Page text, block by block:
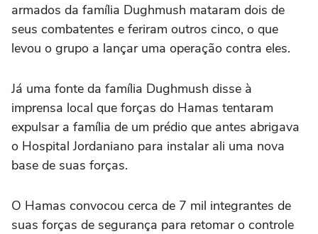
armados da família Dughmush mataram dois de
seus combatentes e feriram outros cinco, o que
levou o grupo a lançar uma operação contra eles.
Já uma fonte da família Dughmush disse à
imprensa local que forças do Hamas tentaram
expulsar a família de um prédio que antes abrigava
o Hospital Jordaniano para instalar ali uma nova
base de suas forças.
O Hamas convocou cerca de 7 mil integrantes de
suas forças de segurança para retomar o controle